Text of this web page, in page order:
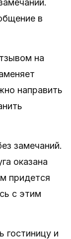
в
на
направить
замечаний.
оказана
придется
с этим
гостиницу и